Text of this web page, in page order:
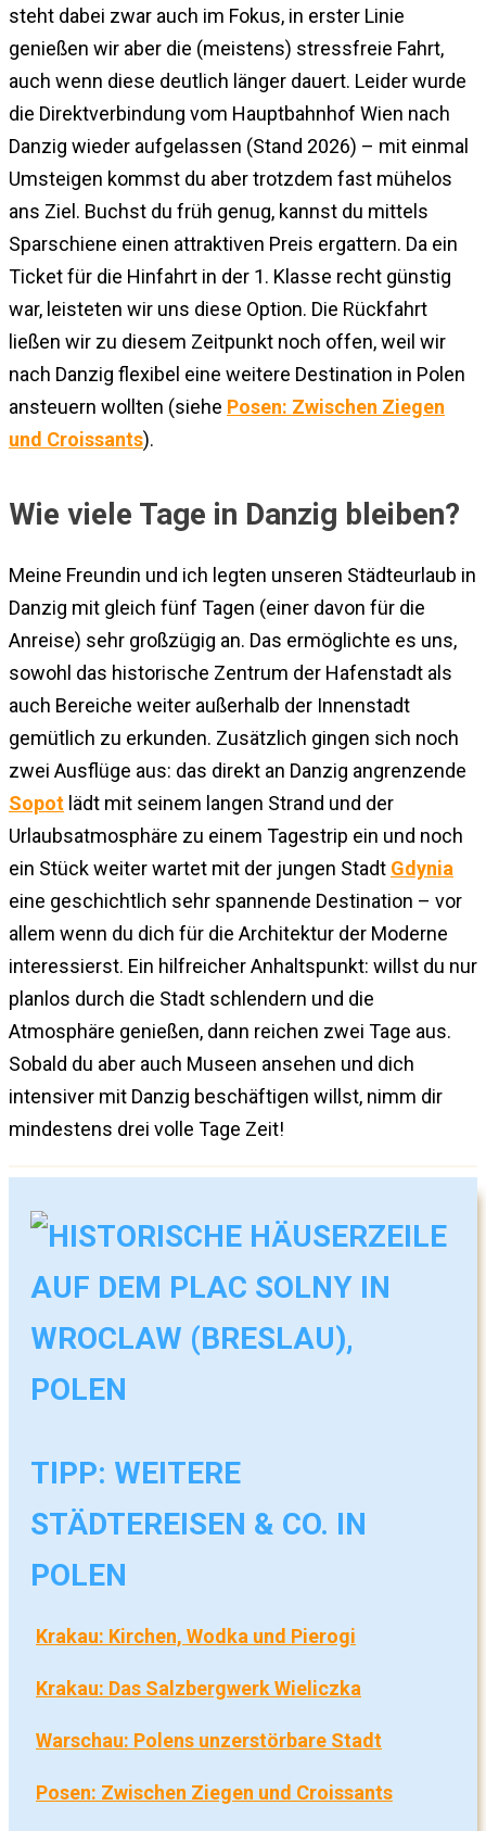
steht dabei zwar auch im Fokus, in erster Linie
genießen wir aber die (meistens) stressfreie Fahrt,
auch wenn diese deutlich länger dauert. Leider wurde
die Direktverbindung vom Hauptbahnhof Wien nach
Danzig wieder aufgelassen (Stand 2026) – mit einmal
Umsteigen kommst du aber trotzdem fast mühelos
ans Ziel. Buchst du früh genug, kannst du mittels
Sparschiene einen attraktiven Preis ergattern. Da ein
Ticket für die Hinfahrt in der 1. Klasse recht günstig
war, leisteten wir uns diese Option. Die Rückfahrt
ließen wir zu diesem Zeitpunkt noch offen, weil wir
nach Danzig flexibel eine weitere Destination in Polen
ansteuern wollten (siehe Posen: Zwischen Ziegen
und Croissants).
Wie viele Tage in Danzig bleiben?
Meine Freundin und ich legten unseren Städteurlaub in
Danzig mit gleich fünf Tagen (einer davon für die
Anreise) sehr großzügig an. Das ermöglichte es uns,
sowohl das historische Zentrum der Hafenstadt als
auch Bereiche weiter außerhalb der Innenstadt
gemütlich zu erkunden. Zusätzlich gingen sich noch
zwei Ausflüge aus: das direkt an Danzig angrenzende
Sopot lädt mit seinem langen Strand und der
Urlaubsatmosphäre zu einem Tagestrip ein und noch
ein Stück weiter wartet mit der jungen Stadt Gdynia
eine geschichtlich sehr spannende Destination – vor
allem wenn du dich für die Architektur der Moderne
interessierst. Ein hilfreicher Anhaltspunkt: willst du nur
planlos durch die Stadt schlendern und die
Atmosphäre genießen, dann reichen zwei Tage aus.
Sobald du aber auch Museen ansehen und dich
intensiver mit Danzig beschäftigen willst, nimm dir
mindestens drei volle Tage Zeit!
TIPP: WEITERE
STÄDTEREISEN & CO. IN
POLEN
Krakau: Kirchen, Wodka und Pierogi
Krakau: Das Salzbergwerk Wieliczka
Warschau: Polens unzerstörbare Stadt
Posen: Zwischen Ziegen und Croissants